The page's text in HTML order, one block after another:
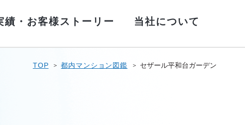
績・お客様ストーリー 当社について
TOP 都内マンション図鑑 セザール平和台ガーデン